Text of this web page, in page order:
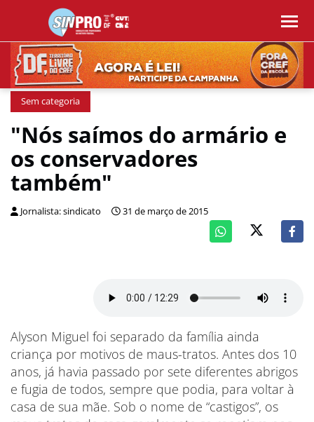
Sem categoria
"Nós saímos do armário e
os conservadores
também"
Jornalista: sindicato 31 de março de 2015
Alyson Miguel foi separado da família ainda
criança por motivos de maus-tratos. Antes dos 10
anos, já havia passado por sete diferentes abrigos
e fugia de todos, sempre que podia, para voltar à
casa de sua mãe. Sob o nome de “castigos”, os